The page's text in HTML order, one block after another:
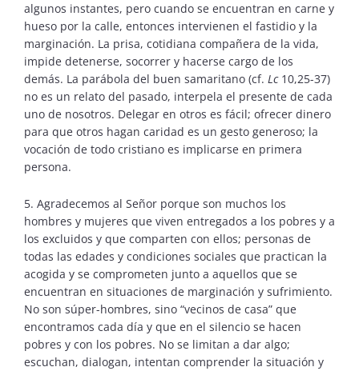
algunos instantes, pero cuando se encuentran en carne y
hueso por la calle, entonces intervienen el fastidio y la
marginación. La prisa, cotidiana compañera de la vida,
impide detenerse, socorrer y hacerse cargo de los
demás. La parábola del buen samaritano (cf. Lc10,25-37)
no es un relato del pasado, interpela el presente de cada
uno de nosotros. Delegar en otros es fácil; ofrecer dinero
para que otros hagan caridad es un gesto generoso; la
vocación de todo cristiano es implicarse en primera
persona.
5. Agradecemos al Señor porque son muchos los
hombres y mujeres que viven entregados a los pobres y a
los excluidos y que comparten con ellos; personas de
todas las edades y condiciones sociales que practican la
acogida y se comprometen junto a aquellos que se
encuentran en situaciones de marginación y sufrimiento.
No son súper-hombres, sino “vecinos de casa” que
encontramos cada día y que en el silencio se hacen
pobres y con los pobres. No se limitan a dar algo;
escuchan, dialogan, intentan comprender la situación y